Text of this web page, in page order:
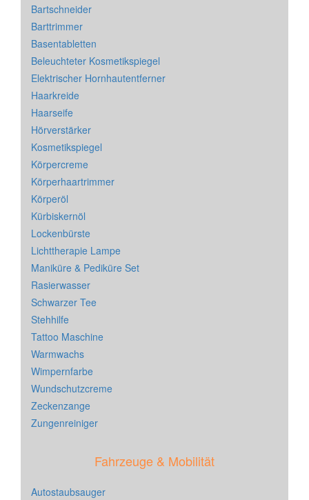
Bartschneider
Barttrimmer
Basentabletten
Beleuchteter Kosmetikspiegel
Elektrischer Hornhautentferner
Haarkreide
Haarseife
Hörverstärker
Kosmetikspiegel
Körpercreme
Körperhaartrimmer
Körperöl
Kürbiskernöl
Lockenbürste
Lichttherapie Lampe
Maniküre & Pediküre Set
Rasierwasser
Schwarzer Tee
Stehhilfe
Tattoo Maschine
Warmwachs
Wimpernfarbe
Wundschutzcreme
Zeckenzange
Zungenreiniger
Fahrzeuge & Mobilität
Autostaubsauger